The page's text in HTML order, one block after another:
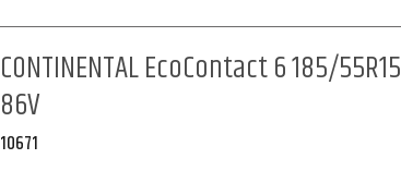
CONTINENTAL EcoContact 6 185/55R15
86V
10671